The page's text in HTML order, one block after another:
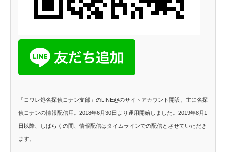
「コワレ処名探偵コナン支部」のLINE@のサイトアカウント開設。主に名探
偵コナンの情報配信用。2018年6月30日より運用開始しました。2019年8月1
日以降、しばらくの間、情報配信はタイムラインでの配信とさせていただき
ます。